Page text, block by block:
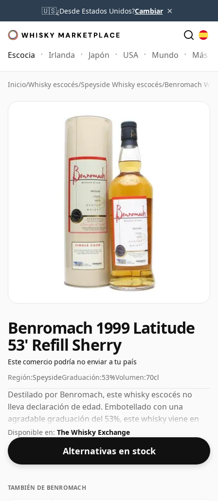
🇺🇸¿Desde Estados Unidos?Cambiar ×
Escocia Irlanda Japón USA Mundo Más
Inicio/Whisky escocés/Speyside Whisky escocés/Benromach
Benromach 1999 Latitude
53' Refill Sherry
Este comercio podría no enviar a tu país
Región:SpeysideGraduación:53%Volumen:70cl
Destilado por Benromach, este whisky escocés no
lleva declaración de edad. Embotellado con una
agradable graduación del 53%, este whisky viene en
una botella de 70 cl.
Disponible en: The Whisky Exchange
Alternativas en stock
TAMBIÉN DE BENROMACH